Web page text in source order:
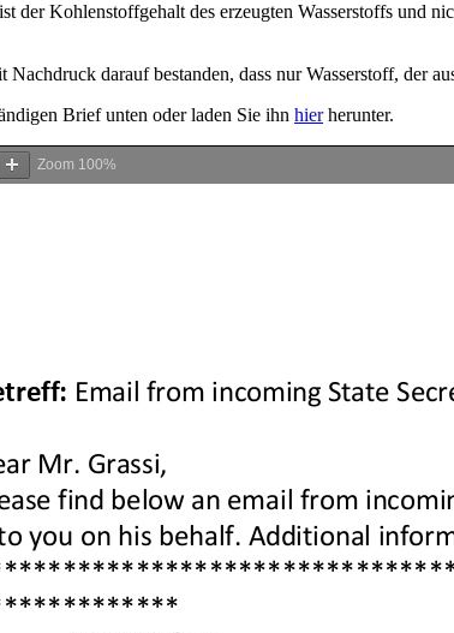
der Kohlenstoffgehalt des erzeugten Wasserstoffs und
Nachdruck darauf bestanden, dass nur Wasserstoff, der
Brief unten oder laden Sie ihn hierherunter.
Zoom 100%